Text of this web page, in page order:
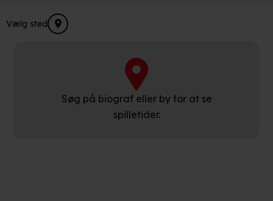
Vælg sted
Søg på biograf eller by for at se
spilletider.